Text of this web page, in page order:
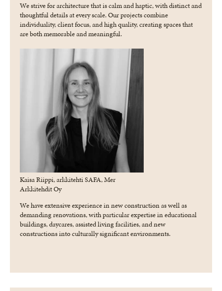
We strive for architecture that is calm and haptic, with distinct and
thoughtful details at every scale. Our projects combine
individuality, client focus, and high quality, creating spaces that
are both memorable and meaningful.
Kaisa Riippi, arkkitehti SAFA, Mer
Arkkitehdit Oy
We have extensive experience in new construction as well as
demanding renovations, with particular expertise in educational
buildings, daycares, assisted living facilities, and new
constructions into culturally significant environments.